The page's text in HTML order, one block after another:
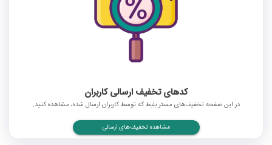
کدهای تخفیف ارسالی کاربران
در این صفحه تخفیف‌های مستر بلیط که توسط کاربران ارسال شده، مشاهده کنید.
مشاهده تخفیف‌های ارسالی